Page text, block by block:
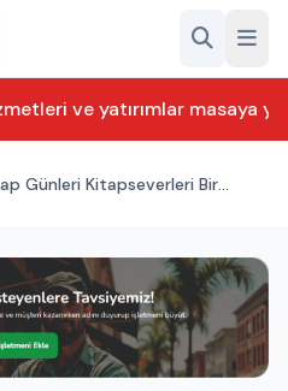
ve yatırımlar masaya
Günleri Kitapseverleri Bir